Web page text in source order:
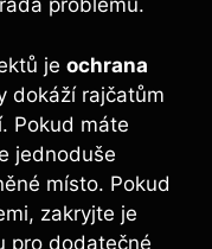
problémů.
je ochrana
dokáží rajčatům
Pokud máte
jednoduše
místo. Pokud
zakryjte ​je
pro dodatečné